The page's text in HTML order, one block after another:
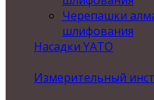
Черепашки
шлифования
Насадки YATO
Измерительный